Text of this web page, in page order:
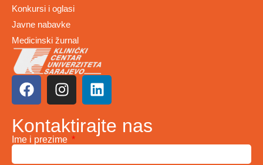
Konkursi i oglasi
Javne nabavke
Medicinski žurnal
Kontaktirajte nas
Ime i prezime